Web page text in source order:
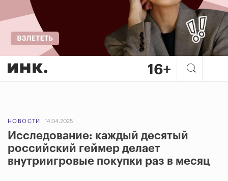
НОВОСТИ 14.04.2025
Исследование: каждый десятый
российский геймер делает
внутриигровые покупки раз в месяц